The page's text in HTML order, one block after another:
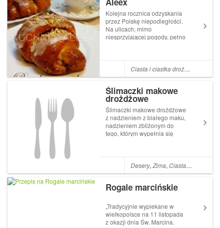
Kolejna rocznica odzyskania
przez Polskę niepodległości.
Na ulicach, mimo
niesprzyjającej pogody, pełno
zakończyły. My świętujemy
dziś po swojemu. Zrobiłam
Ciasta i ciastka drożdżowe
Ślimaczki makowe
drożdżowe
Ślimaczki makowe drożdżowe
z nadzieniem z białego maku,
nadzieniem zbliżonym do
tego, którym wypełnia się
upiec właśnie takie ślimaczki.
Ślimaczki makowe to również
Desery,Zima,Ciasta,Mąka
Rogale marcińskie
„Tradycyjnie wypiekane w
wielkopolsce na 11 listopada
z okazji dnia Św. Marcina.